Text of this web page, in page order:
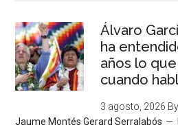
Álvaro
ha
años lo
cuando
3 agosto, 2026
Jaume Montés Gerard Serralabós